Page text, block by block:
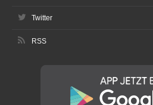
Twitter
RSS